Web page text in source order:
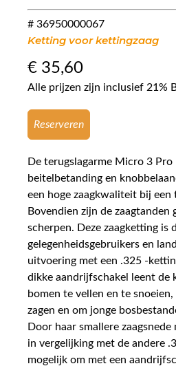
# 36950000067
Ketting voor kettingzaag
€ 35,60
Alle prijzen zijn inclusief 21%
Reserveren
De terugslagarme Micro 3 Pro
beitelbetanding en
een hoge zaagkwaliteit bij
Bovendien zijn de zaagtanden
scherpen. Deze zaagketting is
gelegenheidsgebruikers en
uitvoering met een .325 -
dikke aandrijfschakel leent de
bomen te vellen en te
zagen en om jonge
Door haar smallere
in vergelijking met de andere
mogelijk om met een